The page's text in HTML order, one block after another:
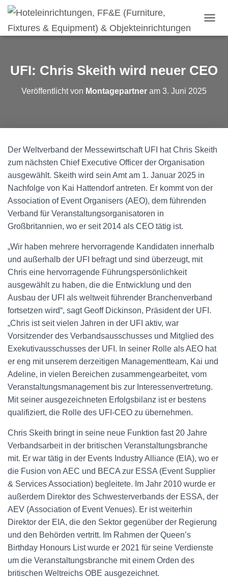
A
G
A
C
T
UFI: Chris Skeith wird neuer CEO
Veröffentlicht von Montagepartner am 3. Juni 2025
Der Weltverband der Messewirtschaft UFI hat Chris Skeith
zum nächsten Chief Executive Officer der Organisation
ausgewählt. Skeith wird sein Amt am 1. Januar 2025 in
Nachfolge von Kai Hattendorf antreten. Er kommt von der
Association of Event Organisers (AEO), dem führenden
Verband für Veranstaltungsorganisatoren in
Großbritannien, wo er seit 2014 als CEO tätig ist.
„Wir haben mehrere hervorragende Kandidaten innerhalb
und außerhalb der UFI befragt und sind überzeugt, mit
Chris eine hervorragende Führungspersönlichkeit
ausgewählt zu haben, die die Entwicklung und den
Ausbau der UFI als weltweit führender Branchenverband
fortsetzen wird“, sagt Geoff Dickinson, Präsident der UFI.
„Chris ist seit vielen Jahren in der UFI aktiv, war
Vorsitzender des Verbandsausschusses und Mitglied des
Exekutivausschusses der UFI. In seiner Rolle als AEO hat
er eng mit unserem derzeitigen Managementteam, Kai und
Adeline, in vielen Bereichen zusammengearbeitet, vom
Veranstaltungsmanagement bis zur Interessenvertretung.
Mit seiner ausgezeichneten Erfolgsbilanz ist er bestens
qualifiziert, die Rolle des UFI-CEO zu übernehmen.
Chris Skeith bringt in seine neue Funktion fast 20 Jahre
Verbandsarbeit in der britischen Veranstaltungsbranche
mit. Er war tätig in der Events Industry Alliance (EIA), wo er
die Fusion von AEC und BECA zur ESSA (Event Supplier
& Services Association) begleitete. Im Jahr 2010 wurde er
außerdem Direktor des Schwesterverbands der ESSA, der
AEV (Association of Event Venues). Er ist weiterhin
Direktor der EIA, die den Sektor gegenüber der Regierung
und den Behörden vertritt. Im Rahmen der Queen’s
Birthday Honours List wurde er 2021 für seine Verdienste
um die Veranstaltungsbranche mit einem Orden des
britischen Weltreichs OBE ausgezeichnet.